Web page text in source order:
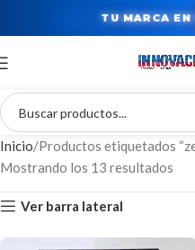
TU MARCA
Inicio Productos etiquetados
Mostrando los 13 resultados
Ver barra lateral